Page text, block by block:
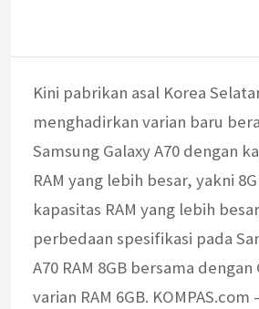
Kini pabrikan asal Korea
menghadirkan varian baru
Samsung Galaxy A70 dengan
RAM yang lebih besar, yakni
kapasitas RAM yang lebih
perbedaan spesifikasi pada
A70 RAM 8GB bersama dengan
varian RAM 6GB. KOMPAS.com